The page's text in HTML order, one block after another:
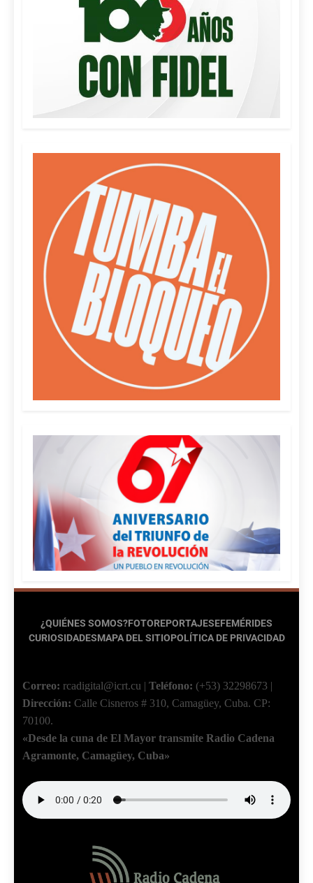
¿QUIÉNES SOMOS?FOTOREPORTAJESEFEMÉRIDES
CURIOSIDADESMAPA DEL SITIOPOLÍTICA DE PRIVACIDAD
Correo: rcadigital@icrt.cu | Teléfono: (+53) 32298673 |
Dirección: Calle Cisneros # 310, Camagüey, Cuba. CP:
70100.
«Desde la cuna de El Mayor transmite Radio Cadena
Agramonte, Camagüey, Cuba»